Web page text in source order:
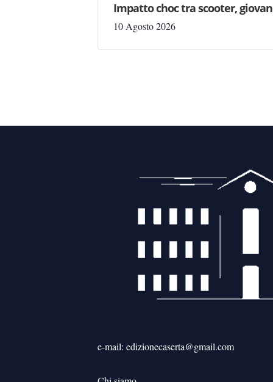
Impatto choc tra scooter,
10 Agosto 2026
e-mail: edizionecaserta@gmail.com